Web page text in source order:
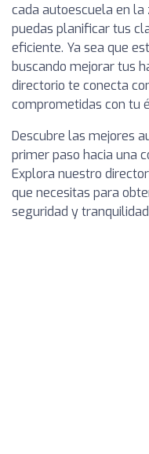
cada autoescuela en la
puedas planificar tus
eficiente. Ya sea que
buscando mejorar tus
directorio te conecta
comprometidas con tu
Descubre las mejores
primer paso hacia una
Explora nuestro
que necesitas para
seguridad y